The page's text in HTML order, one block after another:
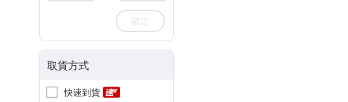
確定
取貨方式
快速到貨